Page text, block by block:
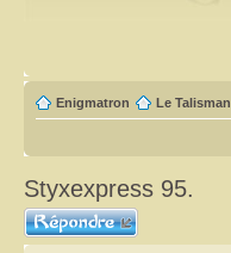
Enigmatron Le Talisman
Styxexpress 95.
Répondre